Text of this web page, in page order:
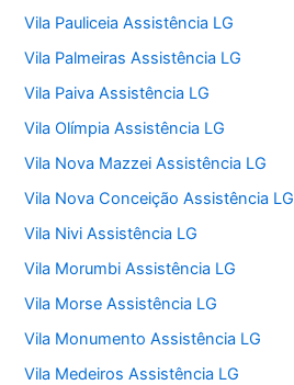
Vila Pauliceia Assistência LG
Vila Palmeiras Assistência LG
Vila Paiva Assistência LG
Vila Olímpia Assistência LG
Vila Nova Mazzei Assistência LG
Vila Nova Conceição Assistência LG
Vila Nivi Assistência LG
Vila Morumbi Assistência LG
Vila Morse Assistência LG
Vila Monumento Assistência LG
Vila Medeiros Assistência LG